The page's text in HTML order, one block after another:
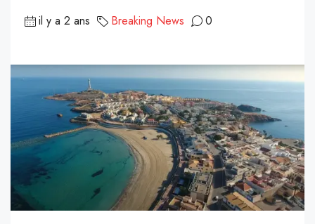
il y a 2 ans Breaking News 0